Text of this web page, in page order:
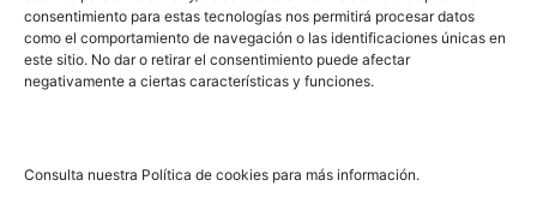
consentimiento para estas tecnologías nos permitirá procesar datos
como el comportamiento de navegación o las identificaciones únicas en
este sitio. No dar o retirar el consentimiento puede afectar
negativamente a ciertas características y funciones.
Consulta nuestra Política de cookies para más información.
PRL | Films
PRL | Play
PRL | LAB
Noticias